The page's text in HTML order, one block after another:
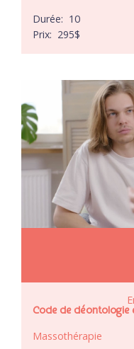
Durée: 10
Prix: 295$
Code de déontologie
Massothérapie